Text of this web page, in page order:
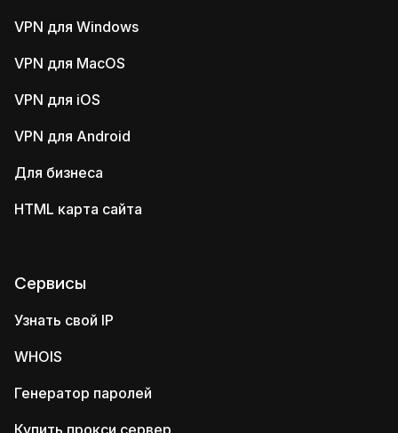
VPN для Windows
VPN для MacOS
VPN для iOS
VPN для Android
Для бизнеса
HTML карта сайта
Сервисы
Узнать свой IP
WHOIS
Генератор паролей
Купить прокси сервер